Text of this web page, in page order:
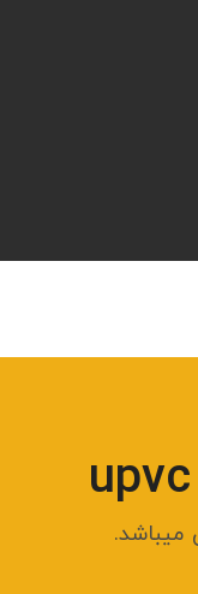
میباشد.